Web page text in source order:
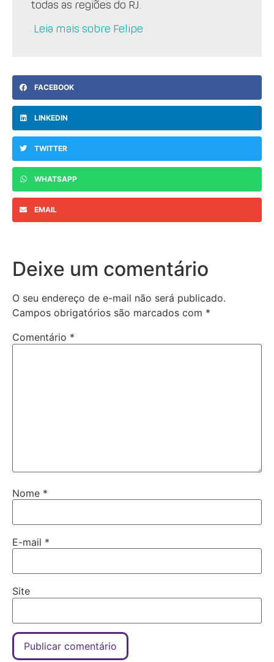
todas as regiões do RJ.
Leia mais sobre Felipe
FACEBOOK
LINKEDIN
TWITTER
WHATSAPP
EMAIL
Deixe um comentário
O seu endereço de e-mail não será publicado.
Campos obrigatórios são marcados com *
Comentário *
Nome *
E-mail *
Site